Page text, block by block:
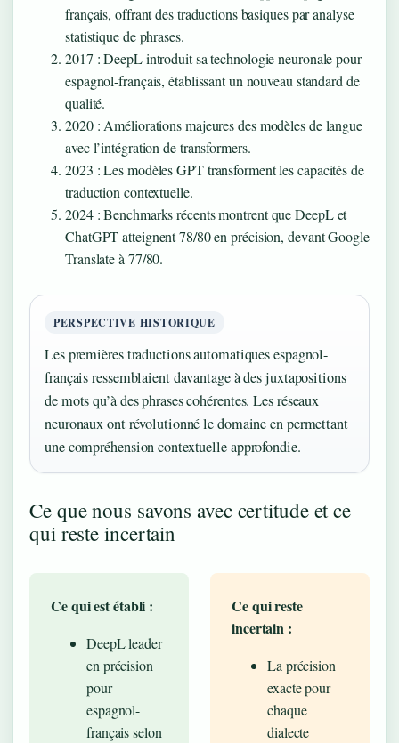
français, offrant des traductions basiques par analyse
statistique de phrases.
2017 : DeepL introduit sa technologie neuronale pour
espagnol-français, établissant un nouveau standard de
qualité.
2020: Améliorations majeures des modèles de langue
avec l’intégration de transformers.
2023 : Les modèles GPT transforment les capacités de
traduction contextuelle.
2024: Benchmarks récents montrent que DeepL et
ChatGPT atteignent 78/80 en précision, devant Google
Translate à 77/80.
PERSPECTIVE HISTORIQUE
Les premières traductions automatiques espagnol-
français ressemblaient davantage à des juxtapositions
de mots qu’à des phrases cohérentes. Les réseaux
neuronaux ont révolutionné le domaine en permettant
une compréhension contextuelle approfondie.
Ce que nous savons avec certitude et ce
qui reste incertain
Ce qui est établi :
DeepL leader
en précision
pour
espagnol-
français selon
Ce qui reste
incertain :
La précision
exacte pour
chaque
dialecte